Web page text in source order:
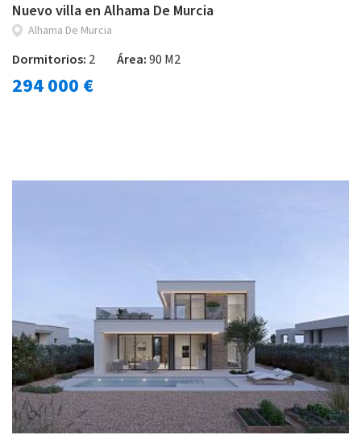
Nuevo villa en Alhama De Murcia
Alhama De Murcia
Dormitorios: 2 Área:90 M2
294 000 €